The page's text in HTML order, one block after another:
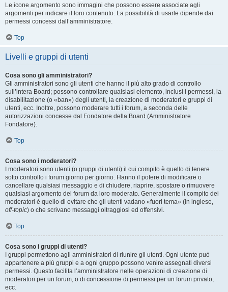
Le icone argomento sono immagini che possono essere associate agli
argomenti per indicare il loro contenuto. La possibilità di usarle dipende dai
permessi concessi dall’amministratore.
Top
Livelli e gruppi di utenti
Cosa sono gli amministratori?
Gli amministratori sono gli utenti che hanno il più alto grado di controllo
sull’intera Board; possono controllare qualsiasi elemento, inclusi i permessi, la
disabilitazione (o «ban») degli utenti, la creazione di moderatori e gruppi di
utenti, ecc. Inoltre, possono moderare tutti i forum, a seconda delle
autorizzazioni concesse dal Fondatore della Board (Amministratore
Fondatore).
Top
Cosa sono i moderatori?
I moderatori sono utenti (o gruppi di utenti) il cui compito è quello di tenere
sotto controllo i forum giorno per giorno. Hanno il potere di modificare o
cancellare qualsiasi messaggio e di chiudere, riaprire, spostare o rimuovere
qualsiasi argomento del forum da loro moderato. Generalmente il compito dei
moderatori è quello di evitare che gli utenti vadano «fuori tema» (in inglese,
off-topic) o che scrivano messaggi oltraggiosi ed offensivi.
Top
Cosa sono i gruppi di utenti?
I gruppi permettono agli amministratori di riunire gli utenti. Ogni utente può
appartenere a più gruppi e a ogni gruppo possono venire assegnati diversi
permessi. Questo facilita l’amministratore nelle operazioni di creazione di
moderatori per un forum, o di concessione di permessi per un forum privato,
ecc.